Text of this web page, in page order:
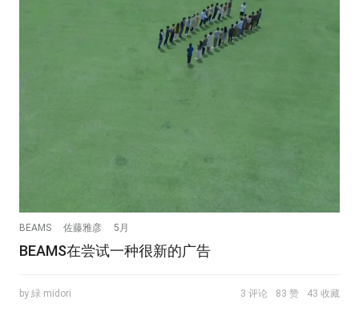
BEAMS 佐藤雅彦 5月
BEAMS在尝试一种很新的广告
by 緑 midori 3 评论 83 赞 43 收藏